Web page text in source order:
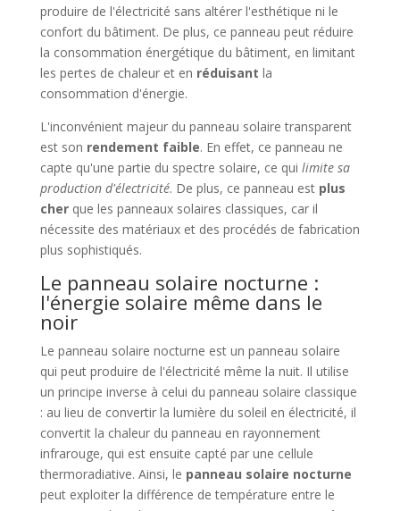
produire de l'électricité sans altérer l'esthétique ni le
confort du bâtiment. De plus, ce panneau peut réduire
la consommation énergétique du bâtiment, en limitant
les pertes de chaleur et en réduisant la
consommation d'énergie.
L'inconvénient majeur du panneau solaire transparent
est son rendement faible. En effet, ce panneau ne
capte qu'une partie du spectre solaire, ce qui limite sa
production d'électricité. De plus, ce panneau est plus
cherque les panneaux solaires classiques, car il
nécessite des matériaux et des procédés de fabrication
plus sophistiqués.
Le panneau solaire nocturne :
l'énergie solaire même dans le
noir
Le panneau solaire nocturne est un panneau solaire
qui peut produire de l'électricité même la nuit. Il utilise
un principe inverse à celui du panneau solaire classique
: au lieu de convertir la lumière du soleil en électricité, il
convertit la chaleur du panneau en rayonnement
infrarouge, qui est ensuite capté par une cellule
thermoradiative. Ainsi, le panneau solaire nocturne
peut exploiter la différence de température entre le